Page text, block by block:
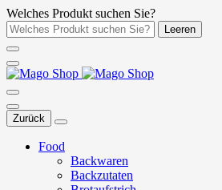
Welches Produkt suchen Sie?
Leeren
Zurück
Food
Backwaren
Backzutaten